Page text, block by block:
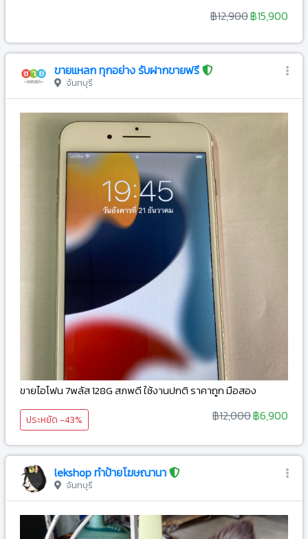
฿12,900฿15,900
ขายแหลก ทุกอย่าง รับฝากขายฟรี
จันทบุรี
ขายไอโฟน 7พลัส 128G สภพดี ใช้งานปกติ ราคาถูก มือสอง
ประหยัด -43% ฿12,000฿6,900
lekshop ทำป้ายโฆษณานา
จันทบุรี